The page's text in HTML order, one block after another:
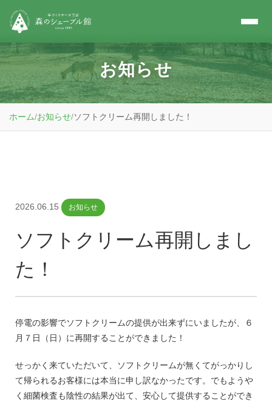
お知らせ
ホーム/お知らせ/ソフトクリーム再開しました！
2026.06.15 お知らせ
ソフトクリーム再開しまし
た！
停電の影響でソフトクリームの提供が出来ずにいましたが、６
月７日（日）に再開することができました！
せっかく来ていただいて、ソフトクリームが無くてがっかりし
て帰られるお客様には本当に申し訳なかったです。でもようや
く細菌検査も陰性の結果が出て、安心して提供することができ